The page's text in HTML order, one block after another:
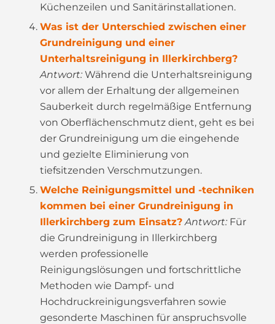
Küchenzeilen und Sanitärinstallationen.
Was ist der Unterschied zwischen einer
Grundreinigung und einer
Unterhaltsreinigung in Illerkirchberg?
Antwort:Während die Unterhaltsreinigung
vor allem der Erhaltung der allgemeinen
Sauberkeit durch regelmäßige Entfernung
von Oberflächenschmutz dient, geht es bei
der Grundreinigung um die eingehende
und gezielte Eliminierung von
tiefsitzenden Verschmutzungen.
Welche Reinigungsmittel und -techniken
kommen bei einer Grundreinigung in
Illerkirchberg zum Einsatz? Antwort:Für
die Grundreinigung in Illerkirchberg
werden professionelle
Reinigungslösungen und fortschrittliche
Methoden wie Dampf- und
Hochdruckreinigungsverfahren sowie
gesonderte Maschinen für anspruchsvolle